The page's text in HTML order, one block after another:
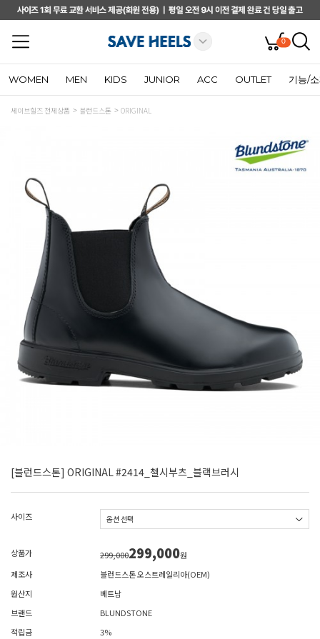
0
WOMEN MEN KIDS JUNIOR ACC OUTLET 기능/
세이브힐즈 전체상품 블런드스톤 ORIGINAL
[블런드스톤] ORIGINAL #2414_첼시부츠_블랙브러시
사이즈
상품가 299,000299,000원
제조사
블런드스톤 오스트레일리아(OEM)
원산지
베트남
브랜드
BLUNDSTONE
적립금
3%